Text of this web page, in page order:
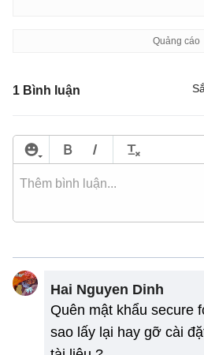
1 Bình luận
Hai Nguyen Dinh
Quên mật khẩu secure
sao lấy lại hay gỡ cài